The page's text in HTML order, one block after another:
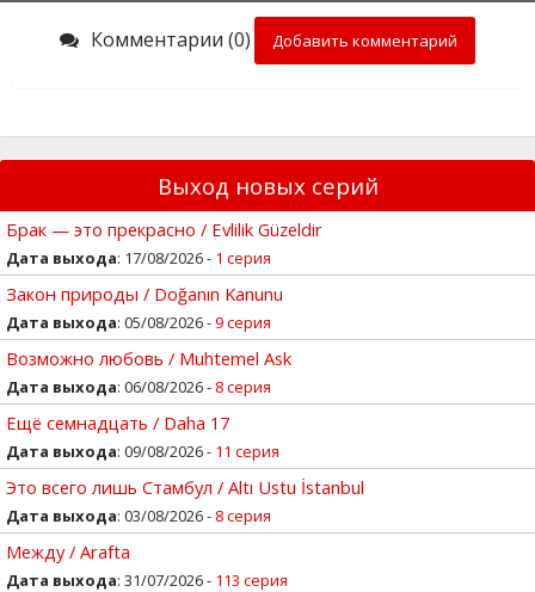
Комментарии (0) Добавить комментарий
Выход новых серий
Брак — это прекрасно / Evlilik Güzeldir
Дата выхода: 17/08/2026 - 1 серия
Закон природы / Doğanın Kanunu
Дата выхода: 05/08/2026 -9 серия
Возможно любовь / Muhtemel Ask
Дата выхода: 06/08/2026 - 8 серия
Ещё семнадцать / Daha 17
Дата выхода: 09/08/2026 - 11 серия
Это всего лишь Стамбул / Altı Ustu İstanbul
Дата выхода: 03/08/2026 - 8 серия
Между / Arafta
Дата выхода: 31/07/2026 - 113 серия